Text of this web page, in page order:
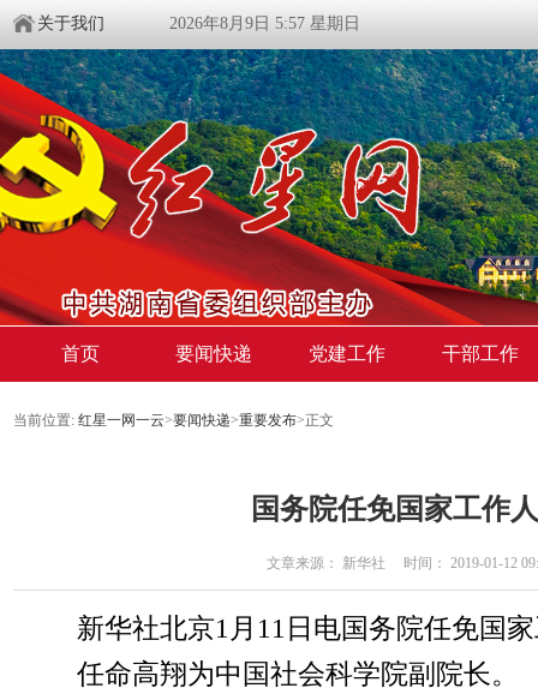
关于我们 2026年8月9日 5:57 星期日
首页 要闻快递 党建工作 干部工作
当前位置: 红星一网一云>要闻快递>重要发布>正文
国务院任免国家工作
文章来源： 新华社 时间： 2019-01-12
新华社北京1月11日电国务院任免国
任命高翔为中国社会科学院副院长。